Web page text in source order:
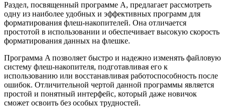
Раздел, посвященный программе A, предлагает рассмотреть
одну из наиболее удобных и эффективных программ для
форматирования флеш-накопителей. Она отличается
простотой в использовании и обеспечивает высокую скорость
форматирования данных на флешке.
Программа A позволяет быстро и надежно изменять файловую
систему флеш-накопителя, подготавливая его к
использованию или восстанавливая работоспособность после
ошибок. Отличительной чертой данной программы является
простой и понятный интерфейс, который даже новичок
сможет освоить без особых трудностей.